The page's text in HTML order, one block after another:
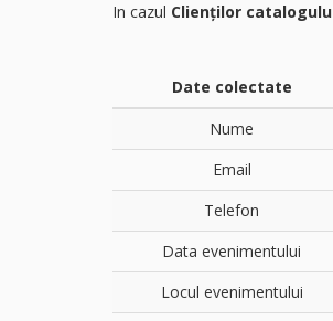
In cazul Clienților
Date colectate
Nume
Email
Telefon
Data evenimentului
Locul evenimentului